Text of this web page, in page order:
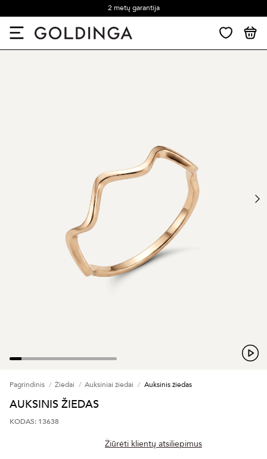
2 metų garantija
Pagrindinis Žiedai Auksiniai žiedai Auksinis žiedas
AUKSINIS ŽIEDAS
KODAS: 13638
Žiūrėti klientų atsiliepimus